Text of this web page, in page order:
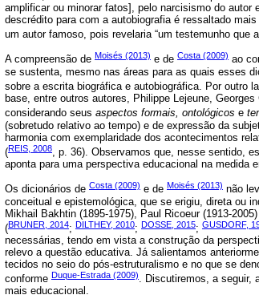
amplificar ou minorar fatos], pelo narcisismo do autor
descrédito para com a autobiografia é ressaltado
um autor famoso, pois revelaria “um testemunho que
A compreensão de Moisés (2013) e de Costa (2009) ao
se sustenta, mesmo nas áreas para as quais esses
sobre a escrita biográfica e autobiográfica. Por outro
base, entre outros autores, Philippe Lejeune,
considerando seus aspectos formais, ontológicos e
(sobretudo relativo ao tempo) e de expressão da
harmonia com exemplaridade dos acontecimentos
(REIS, 2008
, p. 36). Observamos que, nesse sentido,
aponta para uma perspectiva educacional na medida
Os dicionários de Costa (2009) e de Moisés (2013) não
conceitual e epistemológica, que se erigiu, direta ou
Mikhail Bakhtin (1895-1975), Paul Ricoeur (1913-
(BRUNER, 2014; DILTHEY, 2010; DOSSE, 2015; GUSDORF,
necessárias, tendo em vista a construção da
relevo a questão educativa. Já salientamos
tecidos no seio do pós-estruturalismo e no que se
conforme Duque-Estrada (2009). Discutiremos, a seguir,
mais educacional.